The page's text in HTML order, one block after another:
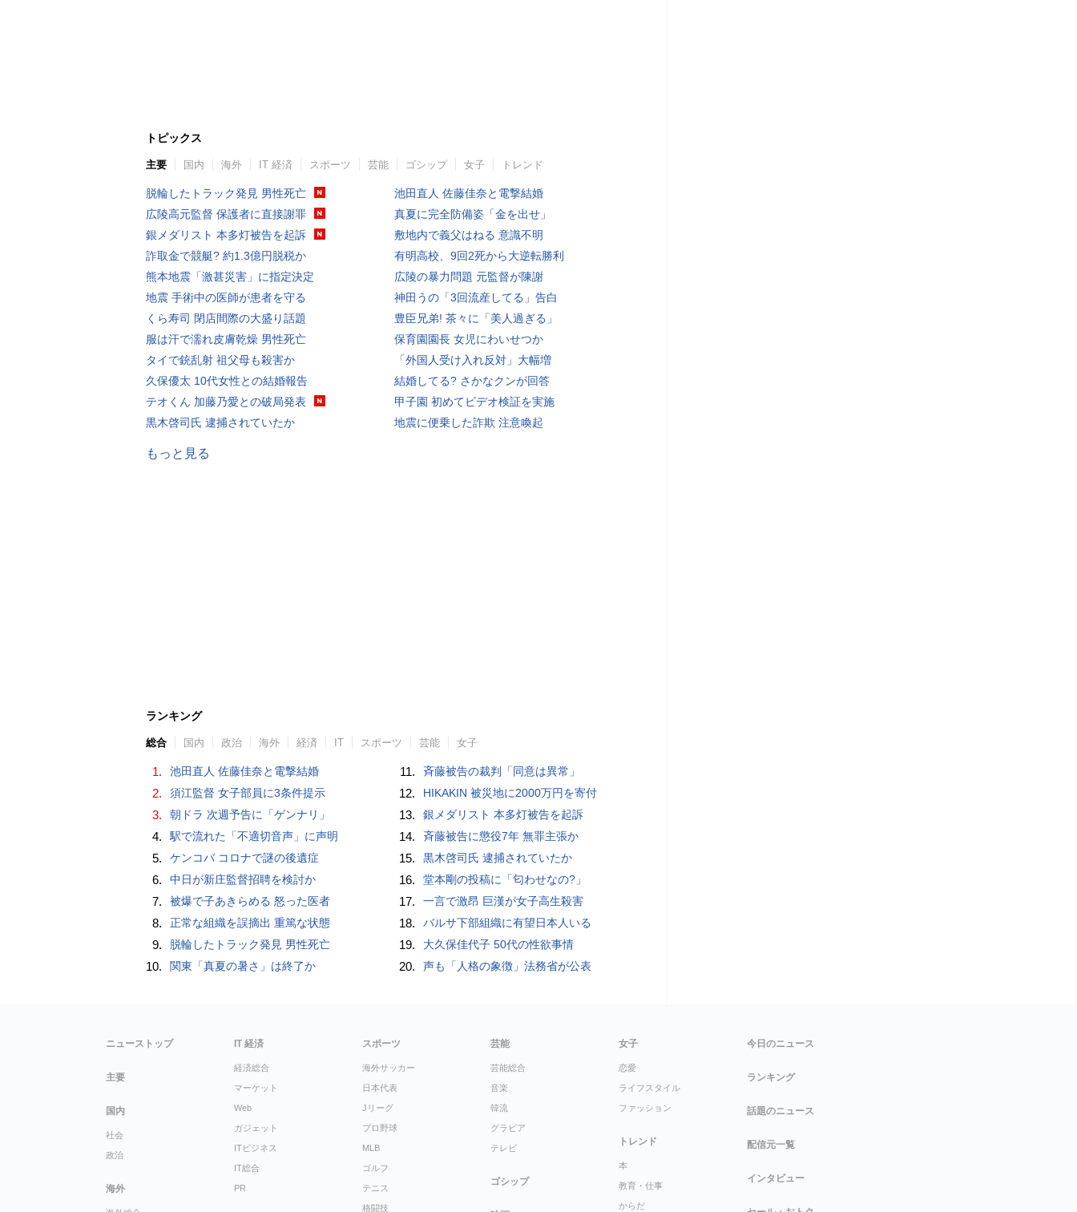
トピックス
主要 国内 海外 IT 経済 スポーツ 芸能 ゴシップ 女子 トレンド
脱輪したトラック発見 男性死亡
広陵高元監督 保護者に直接謝罪
銀メダリスト 本多灯被告を起訴
詐取金で競艇? 約1.3億円脱税か
熊本地震「激甚災害」に指定決定
地震 手術中の医師が患者を守る
くら寿司 閉店間際の大盛り話題
服は汗で濡れ皮膚乾燥 男性死亡
タイで銃乱射 祖父母も殺害か
久保優太 10代女性との結婚報告
テオくん 加藤乃愛との破局発表
黒木啓司氏 逮捕されていたか
池田直人 佐藤佳奈と電撃結婚
真夏に完全防備姿「金を出せ」
敷地内で義父はねる 意識不明
有明高校、9回2死から大逆転勝利
広陵の暴力問題 元監督が陳謝
神田うの「3回流産してる」告白
豊臣兄弟! 茶々に「美人過ぎる」
保育園園長 女児にわいせつか
「外国人受け入れ反対」大幅増
結婚してる? さかなクンが回答
甲子園 初めてビデオ検証を実施
地震に便乗した詐欺 注意喚起
もっと見る
ランキング
総合 国内 政治 海外 経済 IT スポーツ 芸能 女子
1. 池田直人 佐藤佳奈と電撃結婚
2. 須江監督 女子部員に3条件提示
3. 朝ドラ 次週予告に「ゲンナリ」
4. 駅で流れた「不適切音声」に声明
5. ケンコバ コロナで謎の後遺症
6. 中日が新庄監督招聘を検討か
7. 被爆で子あきらめる 怒った医者
8. 正常な組織を誤摘出 重篤な状態
9. 脱輪したトラック発見 男性死亡
10. 関東「真夏の暑さ」は終了か
11. 斉藤被告の裁判「同意は異常」
12. HIKAKIN 被災地に2000万円を寄付
13. 銀メダリスト 本多灯被告を起訴
14. 斉藤被告に懲役7年 無罪主張か
15. 黒木啓司氏 逮捕されていたか
16. 堂本剛の投稿に「匂わせなの?」
17. 一言で激昂 巨漢が女子高生殺害
18. バルサ下部組織に有望日本人いる
19. 大久保佳代子 50代の性欲事情
20. 声も「人格の象徴」法務省が公表
ニューストップ
主要
国内
社会
政治
海外
IT 経済
経済総合
マーケット
Web
ガジェット
ITビジネス
IT総合
PR
スポーツ
海外サッカー
日本代表
Jリーグ
プロ野球
MLB
ゴルフ
テニス
格闘技
芸能
芸能総合
音楽
韓流
グラビア
テレビ
ゴシップ
女子
恋愛
ライフスタイル
ファッション
トレンド
本
教育・仕事
からだ
今日のニュース
ランキング
話題のニュース
配信元一覧
インタビュー